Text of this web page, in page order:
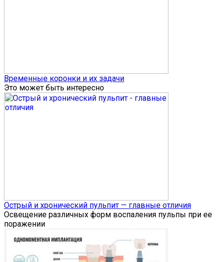
Временные коронки и их задачи
Это может быть интересно
Острый и хронический пульпит — главные отличия
Освещение различных форм воспаления пульпы при ее
поражении